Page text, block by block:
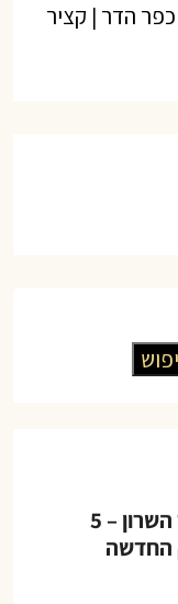
הדר | קציר
דירה למכירה בהוד השרון – 5
החדשה